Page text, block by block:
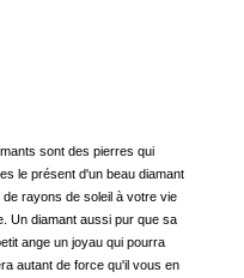
sont des pierres qui
le présent d'un beau diamant
rayons de soleil à votre vie
Un diamant aussi pur que sa
ange un joyau qui pourra
autant de force qu'il vous en